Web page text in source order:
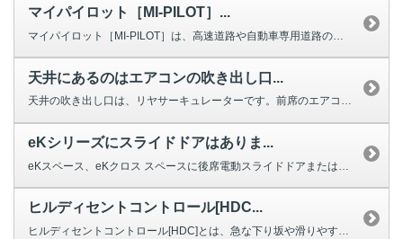
マイパイロット［MI-PILOT］...
マイパイロット［MI-PILOT］は、高速道路や自動車専用道路の直線や緩や...
天井にあるのはエアコンの吹き出し口...
天井の吹き出し口は、リヤサーキュレーターです。前席のエアコンの空気を循環さ...
eKシリーズにスライドドアはありま...
ヒルディセントコントロール[HDC...
ヒルディセントコントロール[HDC]とは、急な下り坂や滑りやすい路面を下る...